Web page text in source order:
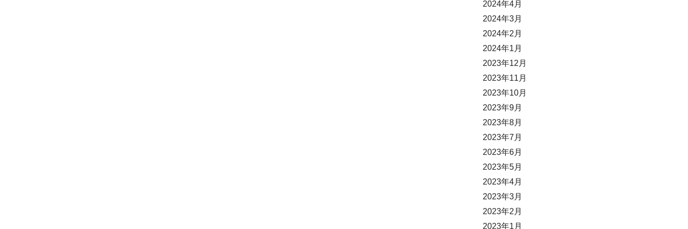
2024年4月
2024年3月
2024年2月
2024年1月
2023年12月
2023年11月
2023年10月
2023年9月
2023年8月
2023年7月
2023年6月
2023年5月
2023年4月
2023年3月
2023年2月
2023年1月